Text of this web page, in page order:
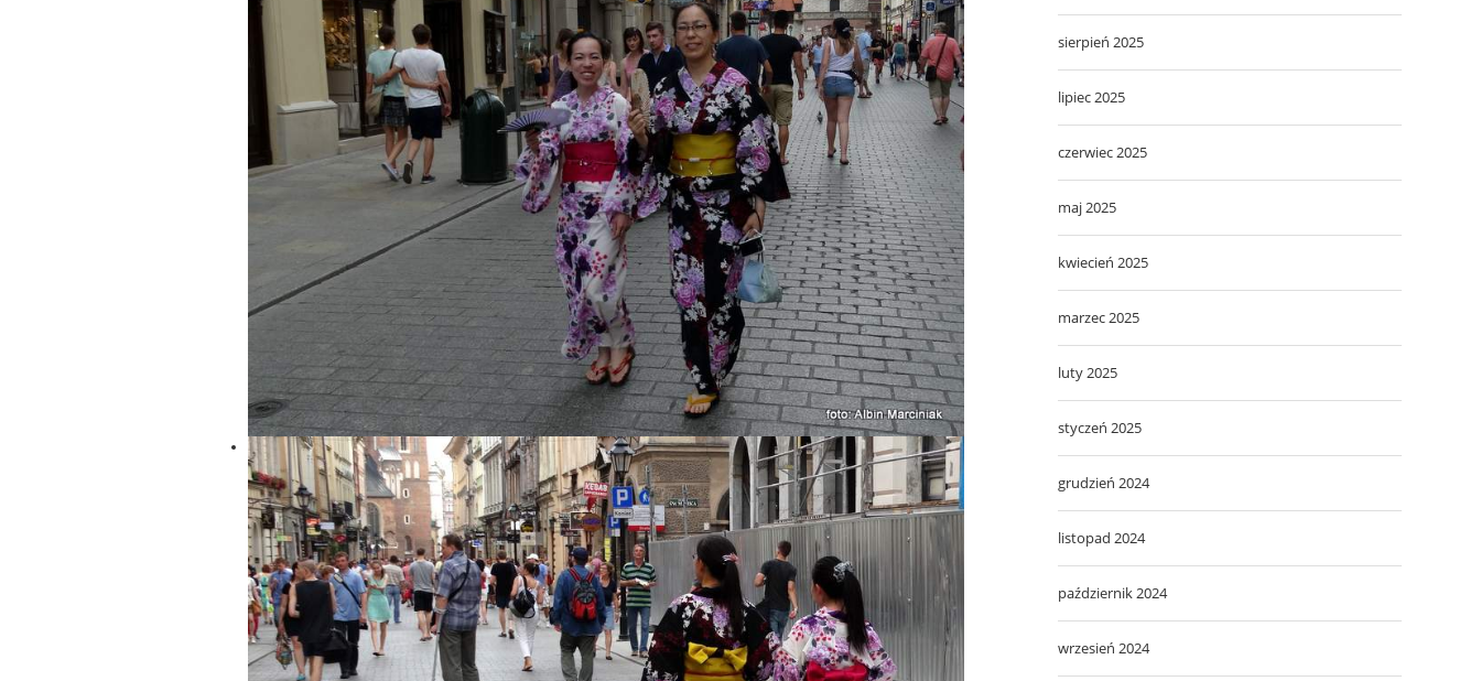
sierpień 2025
lipiec 2025
czerwiec 2025
maj 2025
kwiecień 2025
marzec 2025
luty 2025
styczeń 2025
grudzień 2024
listopad 2024
październik 2024
wrzesień 2024